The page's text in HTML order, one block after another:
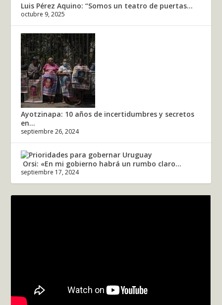
Luis Pérez Aquino: “Somos un teatro de puertas...
octubre 9, 2025
Ayotzinapa: 10 años de incertidumbres y secretos
en...
septiembre 26, 2024
Orsi: «En mi gobierno habrá un rumbo claro...
septiembre 17, 2024